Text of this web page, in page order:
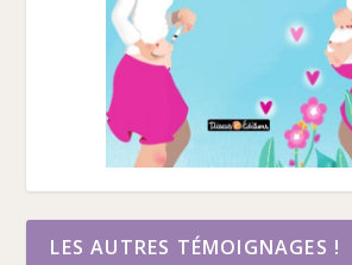
LES AUTRES TÉMOIGNAGES !